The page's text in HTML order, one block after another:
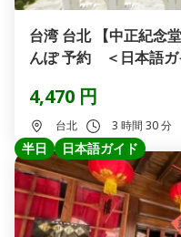
台湾 台北 【中正紀念
んぽ 予約 ＜日本語ガ
4,470 円
台北 3 時間 30 分
半日 日本語ガイド